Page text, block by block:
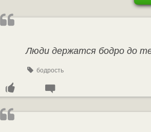
Люди держатся бодро до
бодрость